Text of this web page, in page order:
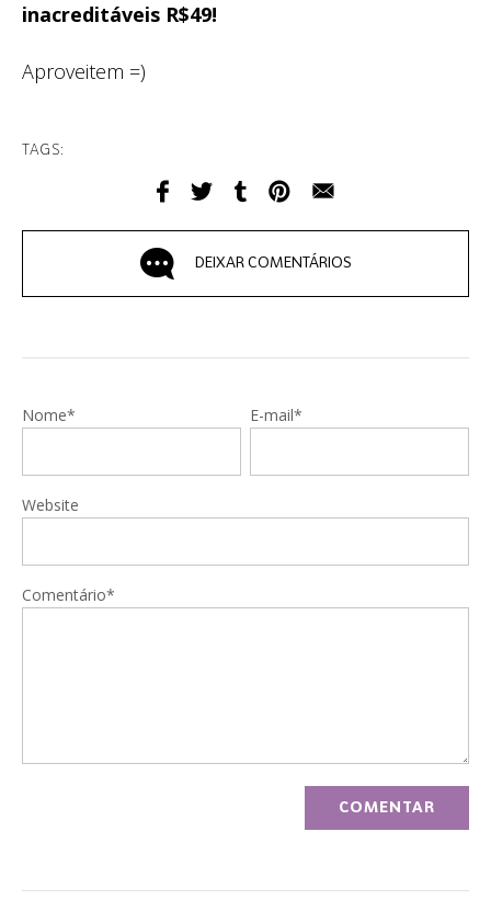
inacreditáveis R$49!
Aproveitem =)
TAGS:
DEIXAR COMENTÁRIOS
Nome* E-mail*
Website
Comentário*